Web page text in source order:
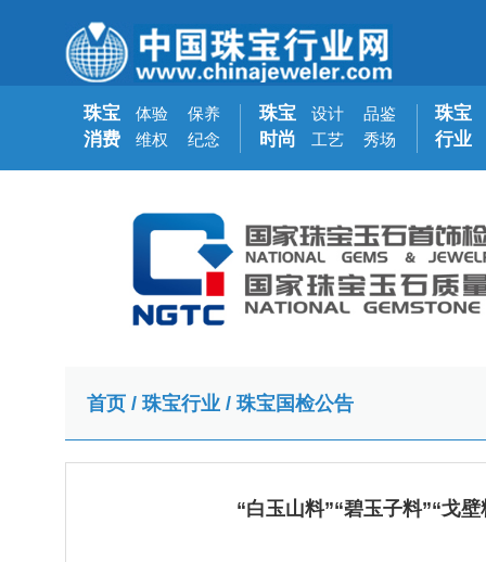
珠宝
消费
体验
维权
保养
纪念
珠宝
时尚
设计
工艺
品鉴
秀场
珠宝
行业
首页 / 珠宝行业 / 珠宝国检公告
“白玉山料”“碧玉子料”“戈